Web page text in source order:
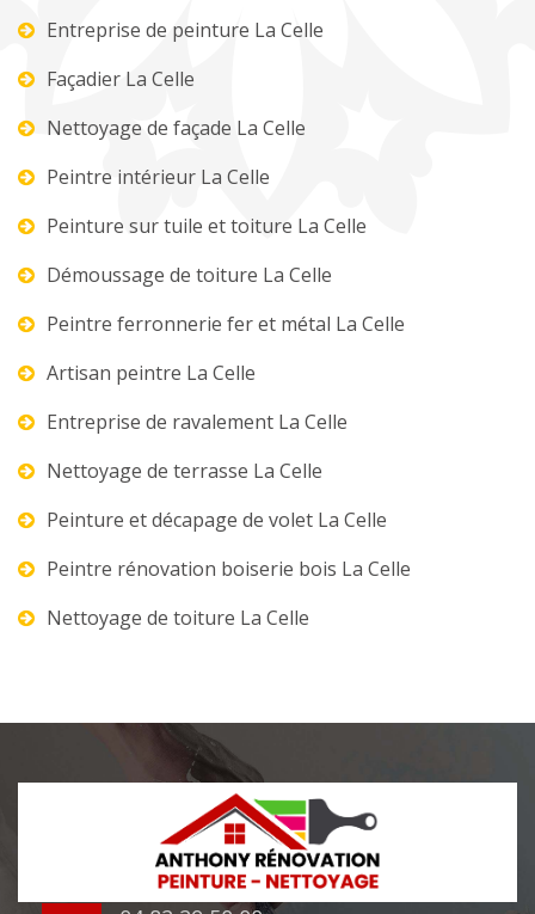
Entreprise de peinture La Celle
Façadier La Celle
Nettoyage de façade La Celle
Peintre intérieur La Celle
Peinture sur tuile et toiture La Celle
Démoussage de toiture La Celle
Peintre ferronnerie fer et métal La Celle
Artisan peintre La Celle
Entreprise de ravalement La Celle
Nettoyage de terrasse La Celle
Peinture et décapage de volet La Celle
Peintre rénovation boiserie bois La Celle
Nettoyage de toiture La Celle